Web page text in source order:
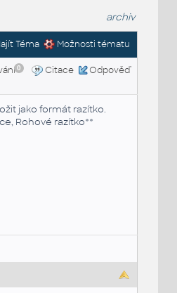
archiv
Téma Možnosti tématu
0 Citace Odpověď
jako formát razítko.
Rohové razítko**